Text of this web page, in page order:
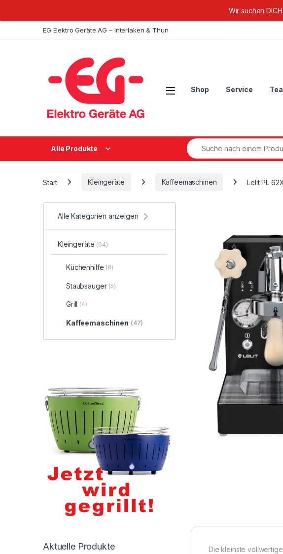
EG Elektro Geräte AG – Interlaken & Thun
Open Shop Service
Alle Produkte
Suche nach:
Start Kleingeräte Kaffeemaschinen Lelit PL
Die kleinste
Alle Kategorien anzeigen
Kleingeräte (64)
Küchenhilfe (8)
Staubsauger (5)
Grill (4)
Kaffeemaschinen (47)
Aktuelle Produkte
Wir suchen